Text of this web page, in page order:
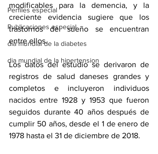
Perfiles especial
Publicaciones especial
dia mundial de la diabetes
dia mundial de la hipertension
modificables para la demencia, y la
creciente evidencia sugiere que los
trastornos del sueño se encuentran
entre ellos.
Los datos del estudio se derivaron de
registros de salud daneses grandes y
completos e incluyeron individuos
nacidos entre 1928 y 1953 que fueron
seguidos durante 40 años después de
cumplir 50 años, desde el 1 de enero de
1978 hasta el 31 de diciembre de 2018.